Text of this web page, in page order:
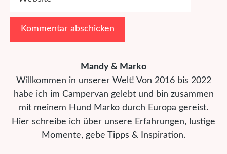
Mandy & Marko
Willkommen in unserer Welt! Von 2016 bis 2022
habe ich im Campervan gelebt und bin zusammen
mit meinem Hund Marko durch Europa gereist.
Hier schreibe ich über unsere Erfahrungen, lustige
Momente, gebe Tipps & Inspiration.